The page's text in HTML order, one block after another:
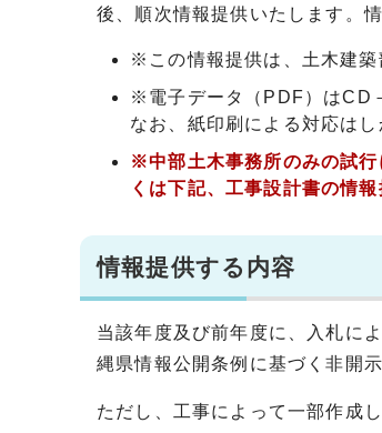
後、順次情報提供いたします。
※この情報提供は、土木建築
※電子データ（PDF）はCD
なお、紙印刷による対応は
※中部土木事務所のみの試
くは下記、工事設計書の情
情報提供する内容
当該年度及び前年度に、入札に
縄県情報公開条例に基づく非開
ただし、工事によって一部作成